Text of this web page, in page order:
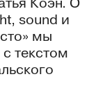
sound и
мы
текстом